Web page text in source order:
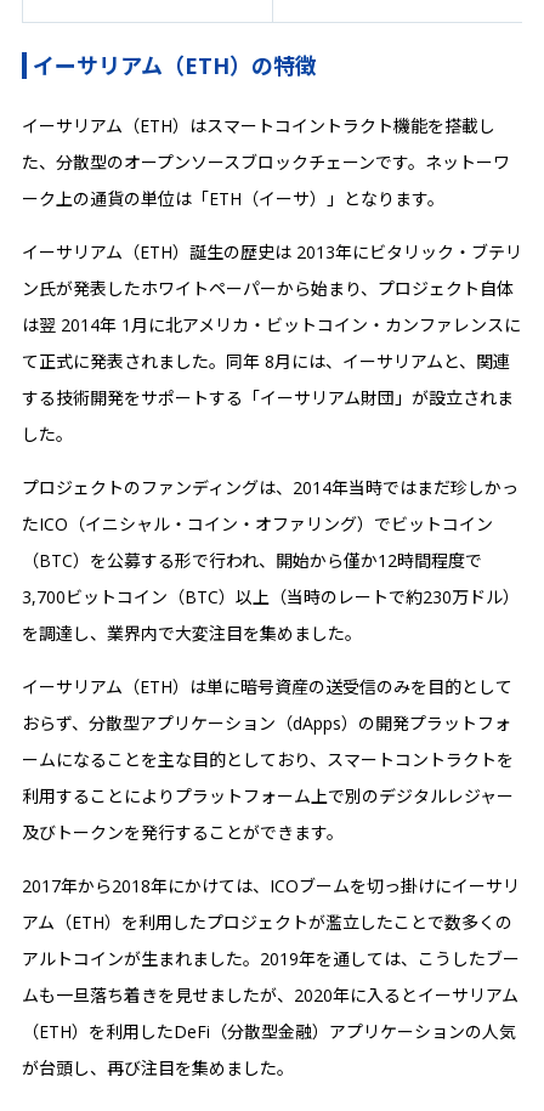
イーサリアム（ETH）の特徴
イーサリアム（ETH）はスマートコイントラクト機能を搭載し
た、分散型のオープンソースブロックチェーンです。ネットーワ
ーク上の通貨の単位は「ETH（イーサ）」となります。
イーサリアム（ETH）誕生の歴史は 2013年にビタリック・ブテリ
ン氏が発表したホワイトペーパーから始まり、プロジェクト自体
は翌 2014年 1月に北アメリカ・ビットコイン・カンファレンスに
て正式に発表されました。同年 8月には、イーサリアムと、関連
する技術開発をサポートする「イーサリアム財団」が設立されま
した。
プロジェクトのファンディングは、2014年当時ではまだ珍しかっ
たICO（イニシャル・コイン・オファリング）でビットコイン
（BTC）を公募する形で行われ、開始から僅か12時間程度で
3,700ビットコイン（BTC）以上（当時のレートで約230万ドル）
を調達し、業界内で大変注目を集めました。
イーサリアム（ETH）は単に暗号資産の送受信のみを目的として
おらず、分散型アプリケーション（dApps）の開発プラットフォ
ームになることを主な目的としており、スマートコントラクトを
利用することによりプラットフォーム上で別のデジタルレジャー
及びトークンを発行することができます。
2017年から2018年にかけては、ICOブームを切っ掛けにイーサリ
アム（ETH）を利用したプロジェクトが濫立したことで数多くの
アルトコインが生まれました。2019年を通しては、こうしたブー
ムも一旦落ち着きを見せましたが、2020年に入るとイーサリアム
（ETH）を利用したDeFi（分散型金融）アプリケーションの人気
が台頭し、再び注目を集めました。